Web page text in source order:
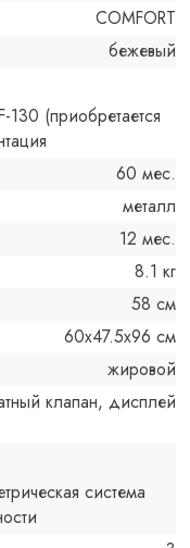
COMFORT
бежевый
(приобретается
60 мес.
металл
12 мес.
8.1 кг
58 см
60x47.5x96 см
жировой
клапан, дисплей
система